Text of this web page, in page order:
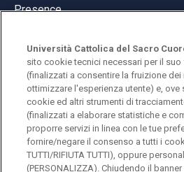
Presence
© Università Cattolica del Sacro
Largo A. Gemelli 1, 20123 Milan
PI 02133120150
Università Cattolica del Sacro
sito cookie tecnici necessari per il
(finalizzati a consentire la fruizione dei
ottimizzare l'esperienza utente) e, ove
cookie ed altri strumenti di
(finalizzati a elaborare statistiche e
proporre servizi in linea con le tue
fornire/negare il consenso a tutti i
TUTTI/RIFIUTA TUTTI), oppure
(PERSONALIZZA). Chiudendo il